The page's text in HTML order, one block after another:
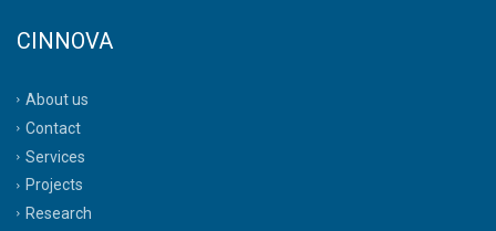
CINNOVA
About us
Contact
Services
Projects
Research